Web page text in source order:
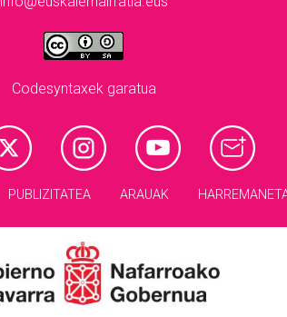
Codesyntaxek garatua
PUBLIZITATEA ARAUAK